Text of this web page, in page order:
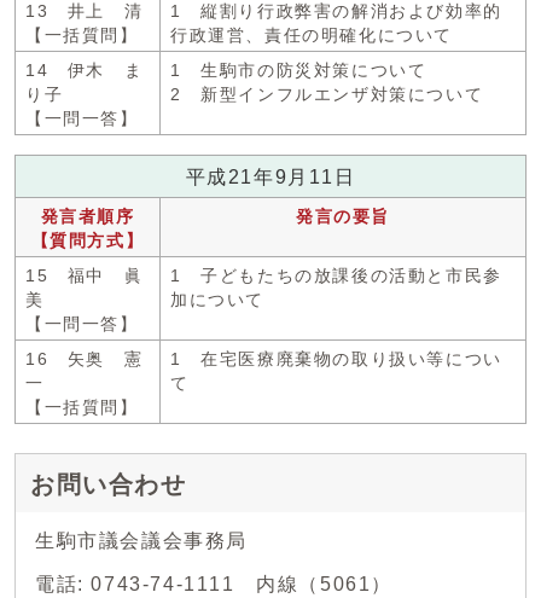
13 井上 清
【一括質問】
1 縦割り行政弊害の解消および効率的
行政運営、責任の明確化について
14 伊木 ま
り子
【一問一答】
1 生駒市の防災対策について
2 新型インフルエンザ対策について
平成21年9月11日
発言者順序
【質問方式】
発言の要旨
15 福中 眞
美
【一問一答】
1 子どもたちの放課後の活動と市民参
加について
16 矢奥 憲
一
【一括質問】
1 在宅医療廃棄物の取り扱い等につい
て
お問い合わせ
生駒市議会議会事務局
電話: 0743-74-1111 内線（5061）